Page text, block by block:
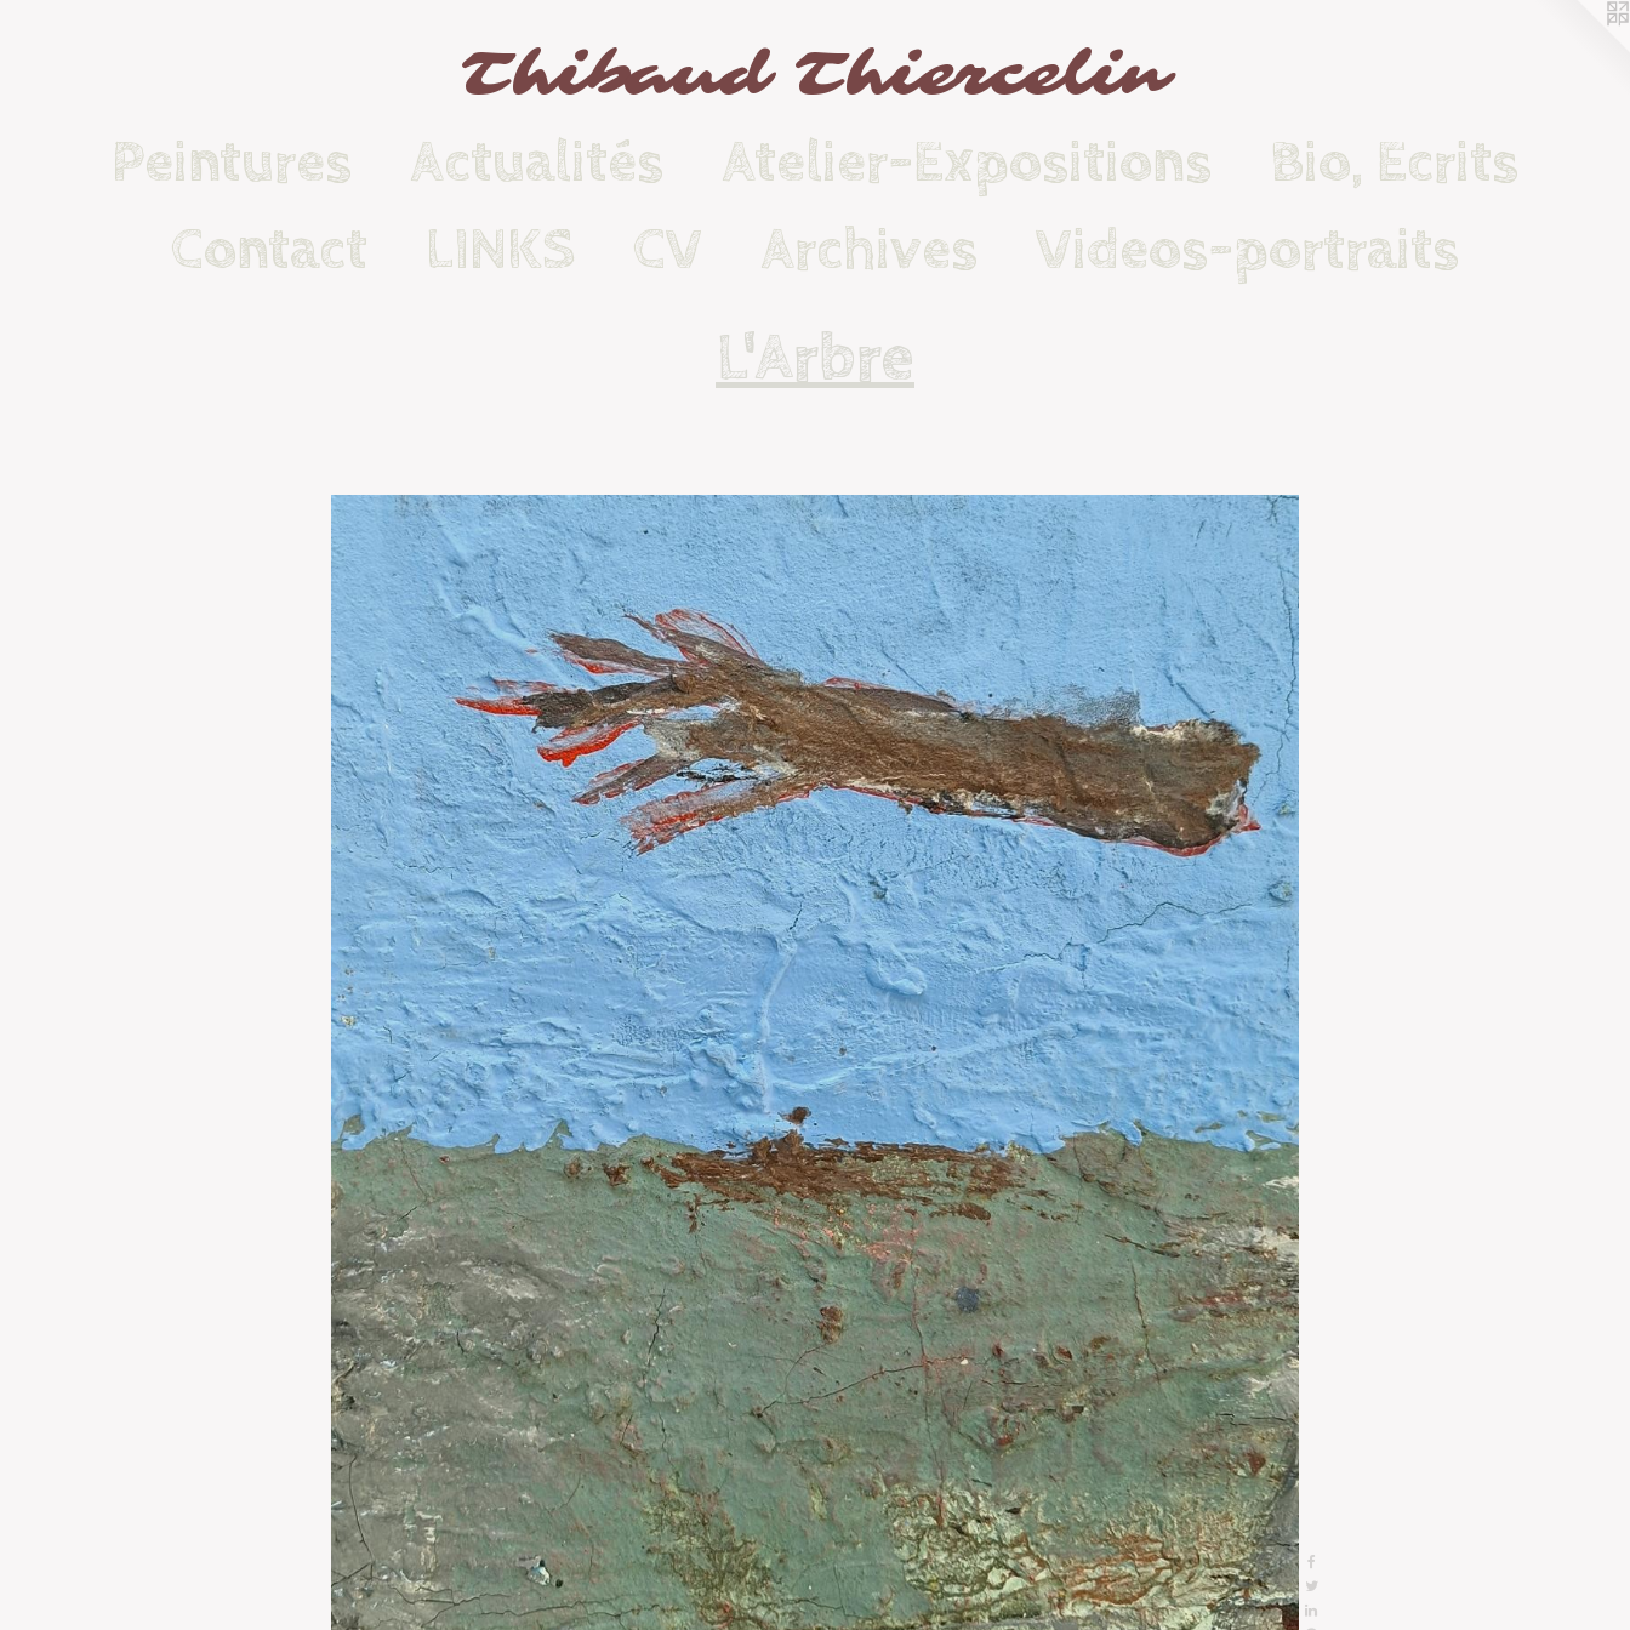
Thibaud Thiercelin
Peintures Actualités Atelier-Expositions
Bio, Ecrits
Contact
LINKS CV Archives Videos-portraits
L'Arbre